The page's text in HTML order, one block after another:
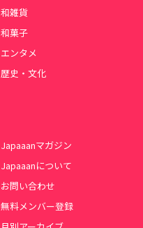
和雑貨
和菓子
エンタメ
歴史・文化
Japaaanマガジン
Japaaanについて
お問い合わせ
無料メンバー登録